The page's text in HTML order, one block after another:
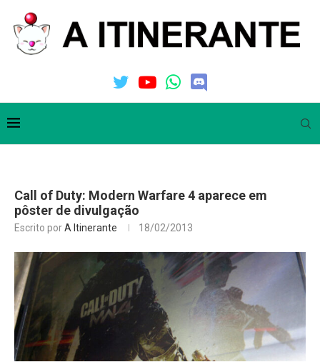
Call of Duty: Modern Warfare 4 aparece em
pôster de divulgação
Escrito porA Itinerante 18/02/2013